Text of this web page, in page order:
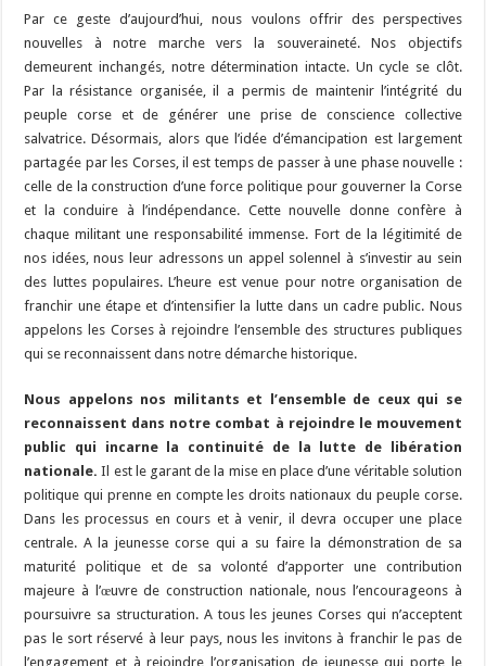
Par ce geste d’aujourd’hui, nous voulons offrir des perspectives
nouvelles à notre marche vers la souveraineté. Nos objectifs
demeurent inchangés, notre détermination intacte. Un cycle se clôt.
Par la résistance organisée, il a permis de maintenir l’intégrité du
peuple corse et de générer une prise de conscience collective
salvatrice. Désormais, alors que l’idée d’émancipation est largement
partagée par les Corses, il est temps de passer à une phase nouvelle :
celle de la construction d’une force politique pour gouverner la Corse
et la conduire à l’indépendance. Cette nouvelle donne confère à
chaque militant une responsabilité immense. Fort de la légitimité de
nos idées, nous leur adressons un appel solennel à s’investir au sein
des luttes populaires. L’heure est venue pour notre organisation de
franchir une étape et d’intensifier la lutte dans un cadre public. Nous
appelons les Corses à rejoindre l’ensemble des structures publiques
qui se reconnaissent dans notre démarche historique.
Nous appelons nos militants et l’ensemble de ceux qui se
reconnaissent dans notre combat à rejoindre le mouvement
public qui incarne la continuité de la lutte de libération
nationale. Il est le garant de la mise en place d’une véritable solution
politique qui prenne en compte les droits nationaux du peuple corse.
Dans les processus en cours et à venir, il devra occuper une place
centrale. A la jeunesse corse qui a su faire la démonstration de sa
maturité politique et de sa volonté d’apporter une contribution
majeure à l’œuvre de construction nationale, nous l’encourageons à
poursuivre sa structuration. A tous les jeunes Corses qui n’acceptent
pas le sort réservé à leur pays, nous les invitons à franchir le pas de
l’engagement et à rejoindre l’organisation de jeunesse qui porte le